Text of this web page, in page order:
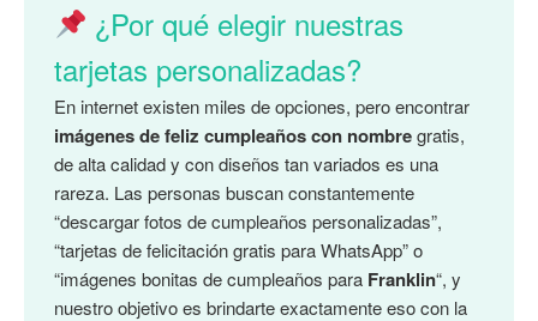
¿Por qué elegir nuestras
tarjetas personalizadas?
En internet existen miles de opciones, pero encontrar
imágenes de feliz cumpleaños con nombregratis,
de alta calidad y con diseños tan variados es una
rareza. Las personas buscan constantemente
“descargar fotos de cumpleaños personalizadas”,
“tarjetas de felicitación gratis para WhatsApp” o
“imágenes bonitas de cumpleaños para Franklin“, y
nuestro objetivo es brindarte exactamente eso con la